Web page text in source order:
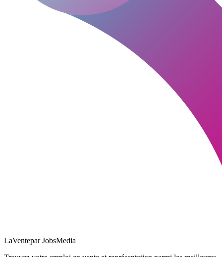
LaVentepar JobsMedia